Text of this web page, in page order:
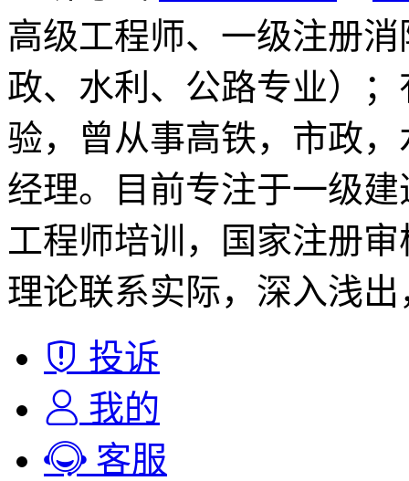
高级工程师、一级注册
政、水利、公路专业）
验，曾从事高铁，市政
经理。目前专注于一级
工程师培训，国家注册
理论联系实际，深入浅
投诉
我的
客服